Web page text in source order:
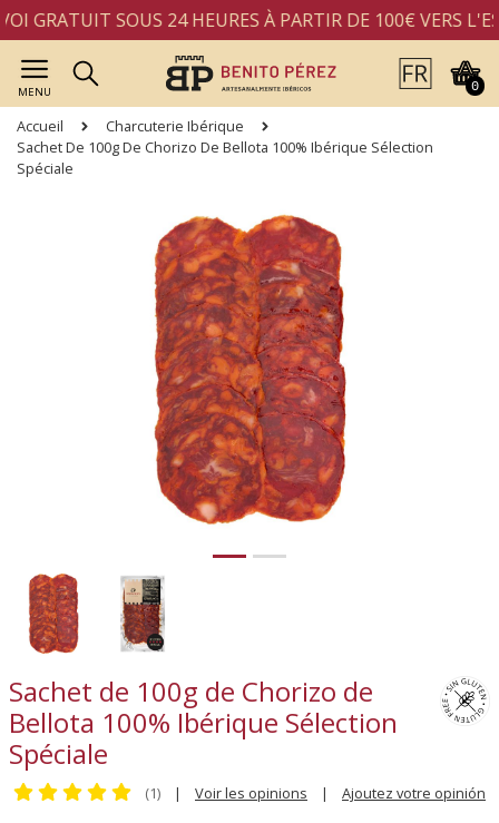
GRATUIT SOUS 24 HEURES À PARTIR DE 100€ VERS
MENU 0
Accueil
Charcuterie Ibérique
Sachet De 100g De Chorizo De Bellota 100% Ibérique Sélection
Spéciale
Sachet de 100g de Chorizo de
Bellota 100% Ibérique Sélection
Spéciale
(1) | Voir les opinions | Ajoutez votre opinión